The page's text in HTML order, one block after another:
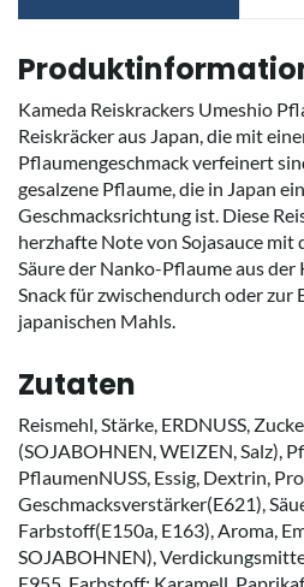
Kameda Reiskrackers Umeshio
Reiskräcker aus Japan, die mit
Pflaumengeschmack verfeinert
gesalzene Pflaume, die in Japan
Geschmacksrichtung ist. Diese
herzhafte Note von Sojasauce mit
Säure der Nanko-Pflaume aus der
Snack für zwischendurch oder zur
japanischen Mahls.
Zutaten
Reismehl, Stärke, ERDNUSS,
(SOJABOHNEN, WEIZEN, Salz),
PflaumenNUSS, Essig, Dextrin,
Geschmacksverstärker(E621),
Farbstoff(E150a, E163), Aroma,
SOJABOHNEN),